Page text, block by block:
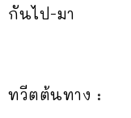
กันไป-มา
ทวีตต้นทาง :